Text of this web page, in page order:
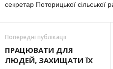
секретар Поторицької сільської
Попередні публікації
ПРАЦЮВАТИ ДЛЯ
ЛЮДЕЙ, ЗАХИЩАТИ ЇХ